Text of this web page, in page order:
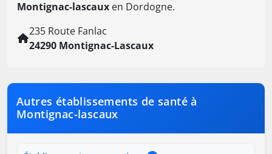
Montignac-lascaux en Dordogne.
235 Route Fanlac
24290 Montignac-Lascaux
Autres établissements de santé à
Montignac-lascaux